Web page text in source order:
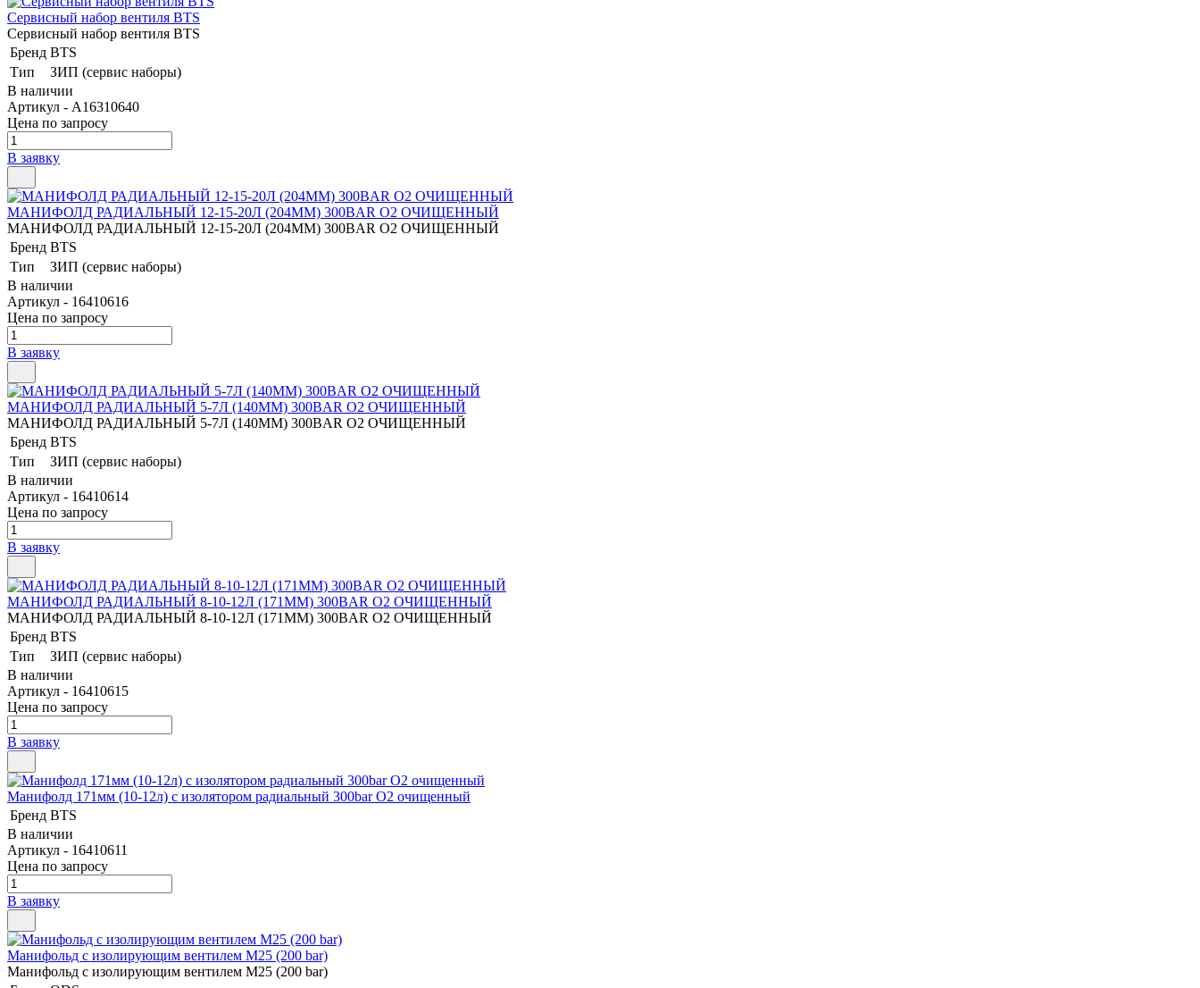
Сервисный набор вентиля BTS
Сервисный набор вентиля BTS
Бренд BTS
Тип
ЗИП (сервис наборы)
В наличии
Артикул - A16310640
Цена по запросу
В заявку
МАНИФОЛД РАДИАЛЬНЫЙ 12-15-20Л (204ММ) 300BAR O2 ОЧИЩЕННЫЙ
МАНИФОЛД РАДИАЛЬНЫЙ 12-15-20Л (204ММ) 300BAR O2 ОЧИЩЕННЫЙ
Бренд BTS
Тип
ЗИП (сервис наборы)
В наличии
Артикул - 16410616
Цена по запросу
В заявку
МАНИФОЛД РАДИАЛЬНЫЙ 5-7Л (140ММ) 300BAR O2 ОЧИЩЕННЫЙ
МАНИФОЛД РАДИАЛЬНЫЙ 5-7Л (140ММ) 300BAR O2 ОЧИЩЕННЫЙ
Бренд BTS
Тип
ЗИП (сервис наборы)
В наличии
Артикул - 16410614
Цена по запросу
В заявку
МАНИФОЛД РАДИАЛЬНЫЙ 8-10-12Л (171ММ) 300BAR O2 ОЧИЩЕННЫЙ
МАНИФОЛД РАДИАЛЬНЫЙ 8-10-12Л (171ММ) 300BAR O2 ОЧИЩЕННЫЙ
Бренд BTS
Тип
ЗИП (сервис наборы)
В наличии
Артикул - 16410615
Цена по запросу
В заявку
Манифолд 171мм (10-12л) с изолятором радиальный 300bar O2 очищенный
Бренд BTS
В наличии
Артикул - 16410611
Цена по запросу
В заявку
Манифольд с изолирующим вентилем M25 (200 bar)
Манифольд с изолирующим вентилем M25 (200 bar)